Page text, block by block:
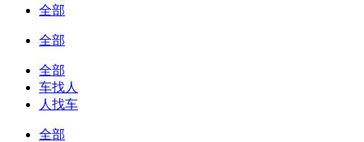
全部
全部
全部
车找人
人找车
全部